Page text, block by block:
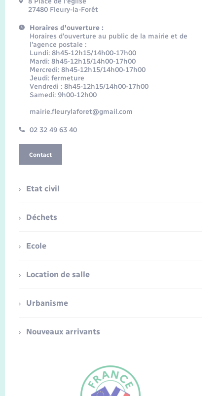
27480 Fleury-la-Forêt
Horaires d'ouverture :
Horaires d’ouverture au public de la mairie et de
l’agence postale :
Lundi: 8h45-12h15/14h00-17h00
Mardi: 8h45-12h15/14h00-17h00
Mercredi: 8h45-12h15/14h00-17h00
Jeudi: fermeture
Vendredi : 8h45-12h15/14h00-17h00
Samedi: 9h00-12h00
mairie.fleurylaforet@gmail.com
02 32 49 63 40
Contact
Etat civil
Déchets
Ecole
Location de salle
Urbanisme
Nouveaux arrivants